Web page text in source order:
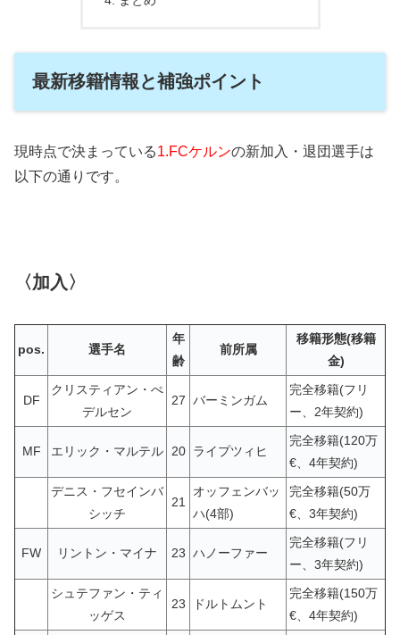
最新移籍情報と補強ポイント
現時点で決まっている1.FCケルンの新加入・退団選手は
以下の通りです。
〈加入〉
pos. 選手名
年
齢
前所属
移籍形態(移籍
金)
DF
クリスティアン・ぺ
デルセン
27 バーミンガム
完全移籍(フリ
ー、2年契約)
MF エリック・マルテル 20 ライプツィヒ
完全移籍(120万
€、4年契約)
デニス・フセインバ
シッチ
21
オッフェンバッ
ハ(4部)
完全移籍(50万
€、3年契約)
FW リントン・マイナ 23 ハノーファー
完全移籍(フリ
ー、3年契約)
シュテファン・ティ
ッゲス
23 ドルトムント
完全移籍(150万
€、4年契約)